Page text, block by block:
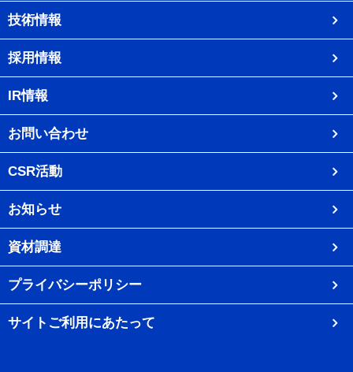
技術情報
採用情報
IR情報
お問い合わせ
CSR活動
お知らせ
資材調達
プライバシーポリシー
サイトご利用にあたって